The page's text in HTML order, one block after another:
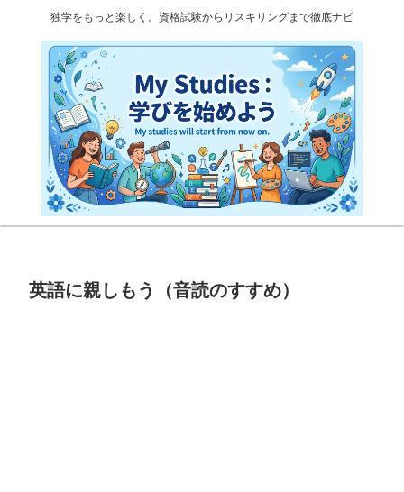
独学をもっと楽しく。資格試験からリスキリングまで徹底ナビ
英語に親しもう（音読のすすめ）